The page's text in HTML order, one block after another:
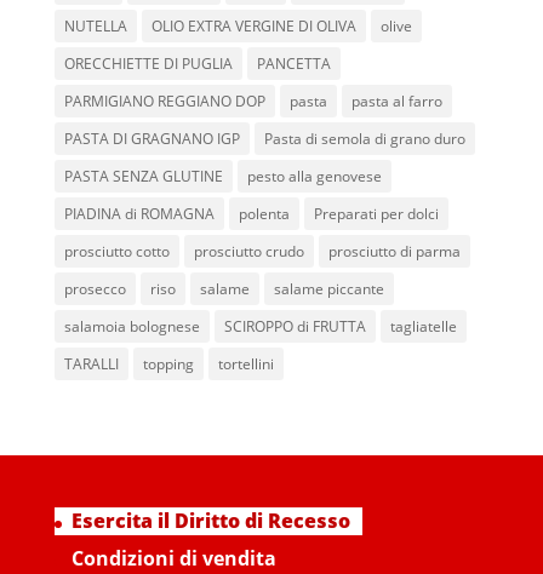
NUTELLA
OLIO EXTRA VERGINE DI OLIVA
olive
ORECCHIETTE DI PUGLIA
PANCETTA
PARMIGIANO REGGIANO DOP
pasta
pasta al farro
PASTA DI GRAGNANO IGP
Pasta di semola di grano duro
PASTA SENZA GLUTINE
pesto alla genovese
PIADINA di ROMAGNA
polenta
Preparati per dolci
prosciutto cotto
prosciutto crudo
prosciutto di parma
prosecco
riso salame
salame piccante
salamoia bolognese
SCIROPPO di FRUTTA
tagliatelle
TARALLI
topping tortellini
Esercita il Diritto di Recesso
Condizioni di vendita